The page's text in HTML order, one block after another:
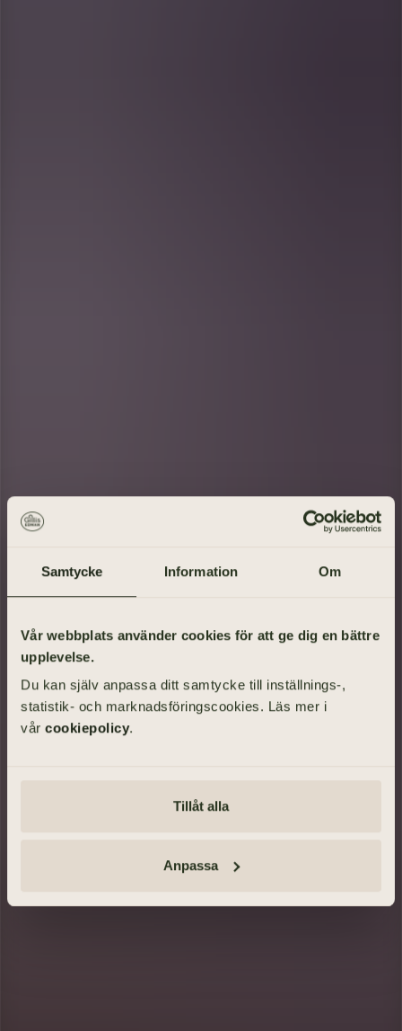
Samtycke Information Om
Vår webbplats använder cookies för att ge dig en bättre
upplevelse.
Du kan själv anpassa ditt samtycke till inställnings-,
statistik- och marknadsföringscookies. Läs mer i
vår cookiepolicy.
Tillåt alla
Anpassa
Gå på begravning